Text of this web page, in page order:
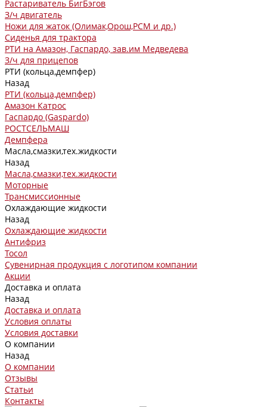
Растариватель БигБэгов
З/ч двигатель
Ножи для жаток (Олимак,Орош,РСМ и др.)
Сиденья для трактора
РТИ на Амазон, Гаспардо, зав.им Медведева
З/ч для прицепов
РТИ (кольца,демпфер)
Назад
РТИ (кольца,демпфер)
Амазон Катрос
Гаспардо (Gaspardo)
РОСТСЕЛЬМАШ
Демпфера
Масла,смазки,тех.жидкости
Назад
Масла,смазки,тех.жидкости
Моторные
Трансмиссионные
Охлаждающие жидкости
Назад
Охлаждающие жидкости
Антифриз
Тосол
Сувенирная продукция с логотипом компании
Акции
Доставка и оплата
Назад
Доставка и оплата
Условия оплаты
Условия доставки
О компании
Назад
О компании
Отзывы
Статьи
Контакты